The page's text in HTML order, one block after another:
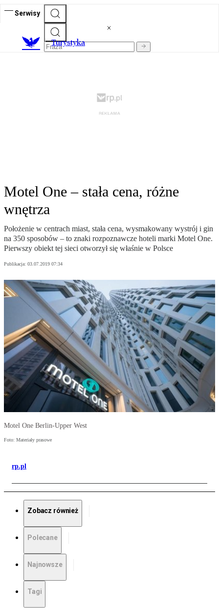
Serwisy
Turystyka
Motel One – stała cena, różne
wnętrza
Położenie w centrach miast, stała cena, wysmakowany wystrój i gin
na 350 sposobów – to znaki rozpoznawcze hoteli marki Motel One.
Pierwszy obiekt tej sieci otworzył się właśnie w Polsce
Publikacja: 03.07.2019 07:34
Motel One Berlin-Upper West
Foto: Materiały prasowe
rp.pl
Zobacz również
Polecane
Najnowsze
Tagi